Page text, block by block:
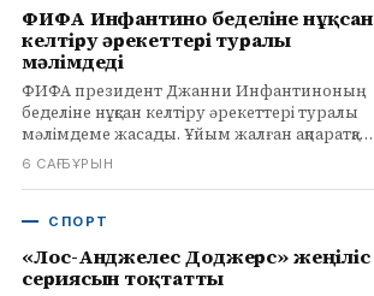
ФИФА Инфантино беделіне нұқсан
келтіру әрекеттері туралы
мәлімдеді
ФИФА президент Джанни Инфантиноның
беделіне нұқсан келтіру әрекеттері туралы
мәлімдеме жасады. Ұйым жалған ақпаратқа
қарсы тұруға ниетті.
6 САҒ БҰРЫН
СПОРТ
«Лос-Анджелес Доджерс» жеңіліс
сериясын тоқтатты